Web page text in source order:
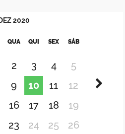
DEZ2020
QUA QUI SEX SÁB
2 3 4
5
9 10 11
12
16 17 18
19
23 24 25
26